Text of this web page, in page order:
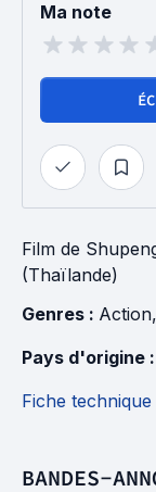
Ma note
Film de
(Thaïlande)
Genres : Action,
Pays d'origine :
Fiche technique
BANDES-